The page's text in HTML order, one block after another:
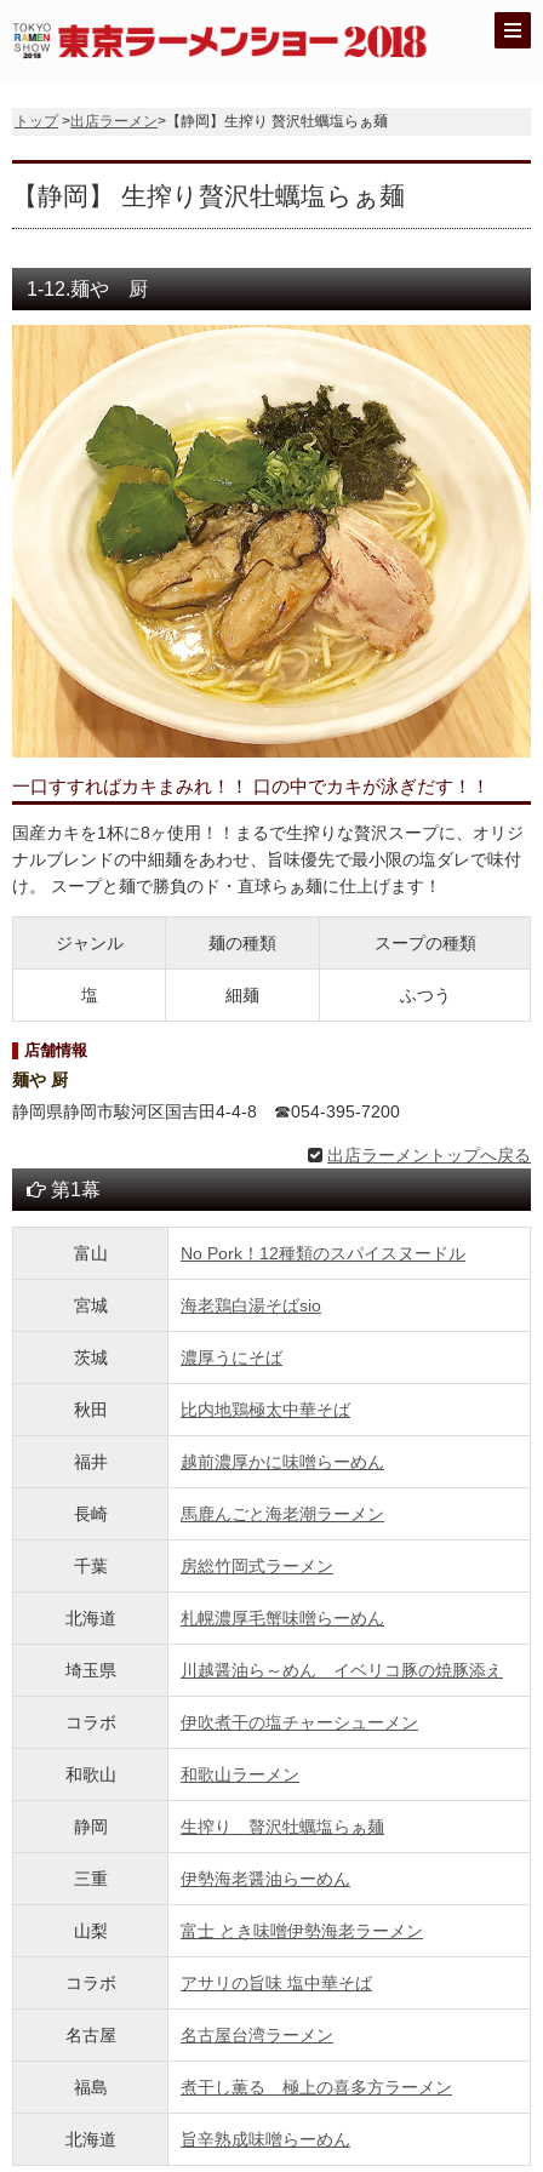
トップ>出店ラーメン>【静岡】生搾り 贅沢牡蠣塩らぁ麺
【静岡】 生搾り贅沢牡蠣塩らぁ麺
1-12.麺や 厨
一口すすればカキまみれ！！ 口の中でカキが泳ぎだす！！
国産カキを1杯に8ヶ使用！！まるで生搾りな贅沢スープに、オリジ
ナルブレンドの中細麺をあわせ、旨味優先で最小限の塩ダレで味付
け。 スープと麺で勝負のド・直球らぁ麺に仕上げます！
ジャンル 麺の種類 スープの種類
塩 細麺 ふつう
店舗情報
麺や 厨
静岡県静岡市駿河区国吉田4-4-8 ☎054-395-7200
出店ラーメントップへ戻る
第1幕
富山 No Pork！12種類のスパイスヌードル
宮城 海老鶏白湯そばsio
茨城 濃厚うにそば
秋田 比内地鶏極太中華そば
福井 越前濃厚かに味噌らーめん
長崎 馬鹿んごと海老潮ラーメン
千葉 房総竹岡式ラーメン
北海道 札幌濃厚毛蟹味噌らーめん
埼玉県 川越醤油ら～めん イベリコ豚の焼豚添え
コラボ 伊吹煮干の塩チャーシューメン
和歌山 和歌山ラーメン
静岡 生搾り 贅沢牡蠣塩らぁ麺
三重 伊勢海老醤油らーめん
山梨 富士 とき味噌伊勢海老ラーメン
コラボ アサリの旨味 塩中華そば
名古屋 名古屋台湾ラーメン
福島 煮干し薫る 極上の喜多方ラーメン
北海道 旨辛熟成味噌らーめん